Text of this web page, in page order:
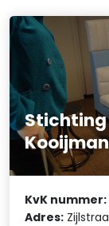
KvK nummer:
Adres: